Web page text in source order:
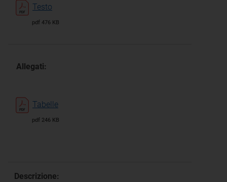
Testo
pdf 476 KB
Allegati:
Tabelle
pdf 246 KB
Descrizione: